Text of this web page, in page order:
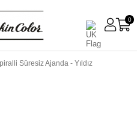
0
Süresiz Ajanda - Yıldız